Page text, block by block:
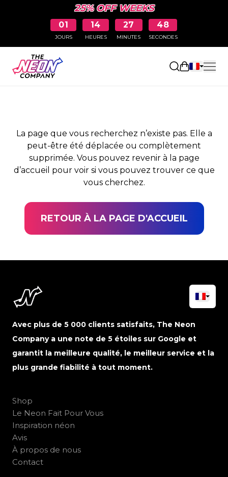
25% OFF WEEKS
01
JOURS
14
HEURES
27
MINUTES
47
SECONDES
Ouvrir le
PAGE NON TROUVÉE
La page que vous recherchez n’existe pas. Elle a
peut-être été déplacée ou complètement
supprimée. Vous pouvez revenir à la page
d’accueil pour voir si vous pouvez trouver ce que
vous cherchez.
RETOUR À LA PAGE D'ACCUEIL
Avec plus de 5 000 clients satisfaits, The Neon
Company a une note de 5 étoiles sur Google et
garantit la meilleure qualité, le meilleur service et la
plus grande fiabilité à tout moment.
Shop
Le Neon Fait Pour Vous
Inspiration néon
Avis
À propos de nous
Contact